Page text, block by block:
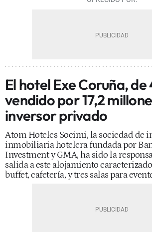
El hotel Exe Coruña,
vendido por 17,2
inversor privado
Atom Hoteles Socimi, la sociedad de
inmobiliaria hotelera fundada por
Investment y GMA, ha sido la
salida a este alojamiento
buffet, cafetería, y tres salas para